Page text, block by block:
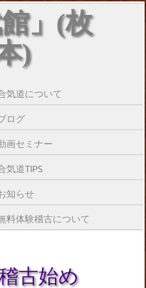
」(枚
)
気道について
ログ
画セミナー
気道TIPS
知らせ
料体験稽古について
古始め